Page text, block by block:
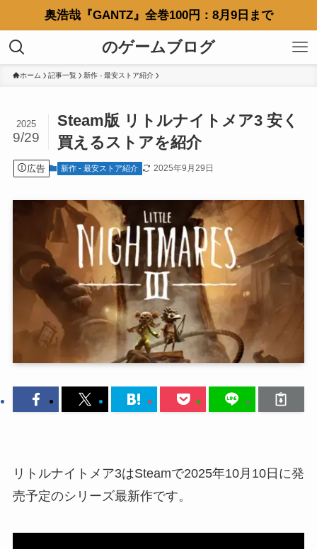
奥浩哉『GANTZ』全巻100円：8月9日まで
のゲームブログ
ホーム 記事一覧 新作 - 最安ストア紹介
Steam版 リトルナイトメア3 安く
買えるストアを紹介
2025
9/29
広告 新作 - 最安ストア紹介 2025年9月29日
リトルナイトメア3はSteamで2025年10月10日に発
売予定のシリーズ最新作です。